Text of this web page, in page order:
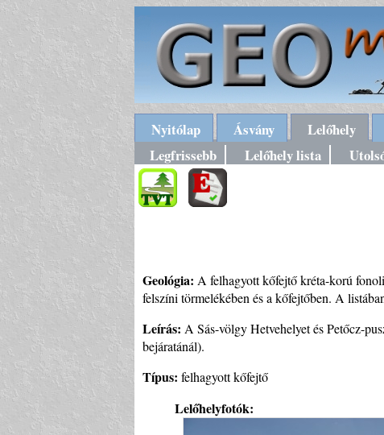
Nyitólap Ásvány Lelőhely
Legfrissebb
Lelőhely lista
Geológia: A felhagyott kőfejtő kréta-korú
felszíni törmelékében és a kőfejtőben. A
Leírás: A Sás-völgy Hetvehelyet és Petőcz-
bejáratánál).
Típus: felhagyott kőfejtő
Lelőhelyfotók: